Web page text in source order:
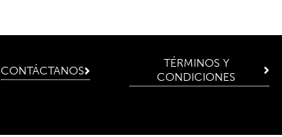
CONTÁCTANOS
TÉRMINOS Y
CONDICIONES